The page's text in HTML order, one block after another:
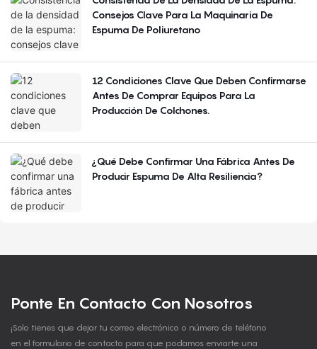
Consejos Clave Para La Maquinaria De
Espuma De Poliuretano
12 Condiciones Clave Que Deben Confirmarse
Antes De Comprar Equipos Para La
Producción De Colchones.
¿Qué Debe Confirmar Una Fábrica Antes De
Producir Espuma De Alta Resiliencia?
Ponte En Contacto Con Nosotros
¡Solo tienes que dejar tu correo electrónico o número de teléfono
en el formulario de contacto para que podamos enviarte una